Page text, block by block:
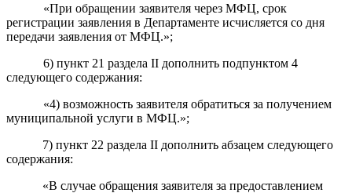
«При обращении заявителя через МФЦ, срок
регистрации заявления в Департаменте исчисляется со дня
передачи заявления от МФЦ.»;
6) пункт 21 раздела IIдополнить подпунктом 4
следующего содержания:
«4) возможность заявителя обратиться за получением
муниципальной услуги в МФЦ.»;
7)пункт 22 раздела II дополнить абзацем следующего
содержания:
«В случаеобращения заявителя за предоставлением